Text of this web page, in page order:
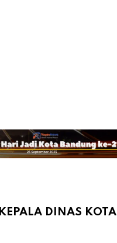
DINAS KOTA